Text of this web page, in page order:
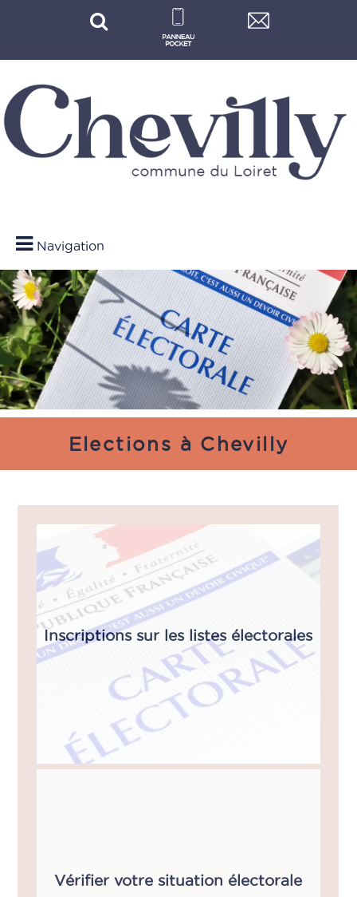
Navigation
Elections à Chevilly
Inscriptions sur les listes électorales
Vérifier votre situation électorale